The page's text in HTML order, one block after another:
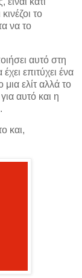
το
να το
αυτό στη
επιτύχει ένα
ελίτ αλλά το
αυτό και η
και,